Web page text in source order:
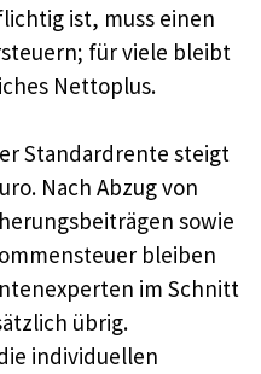
ist, muss einen
für viele bleibt
Nettoplus.
Standardrente steigt
Nach Abzug von
sowie
bleiben
im Schnitt
übrig.
individuellen